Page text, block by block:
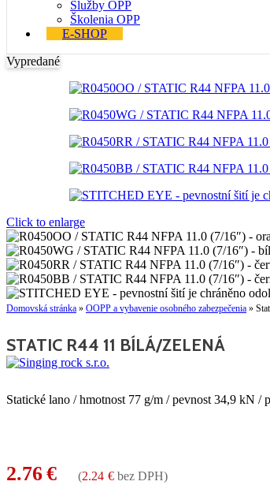
Služby OPP
Školenia OPP
E-SHOP
Vypredané
Click to enlarge
Domovská stránka » OOPP a vybavenie osobného zabezpečenia »
STATIC R44 11 BÍLÁ/ZELENÁ
Statické lano / hmotnost 77 g/m / pevnost 34,9 kN
2.76€ (2.24 € bez DPH)